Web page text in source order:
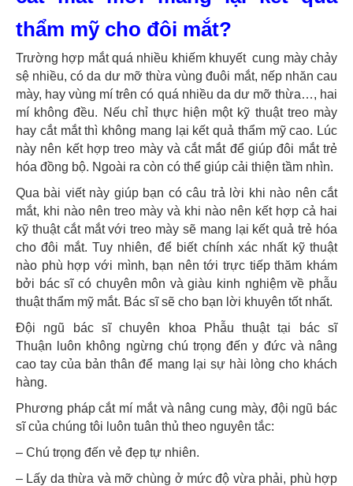
thẩm mỹ cho đôi mắt?
Trường hợp mắt quá nhiều khiếm khuyết cung mày chảy
sệ nhiều, có da dư mỡ thừa vùng đuôi mắt, nếp nhăn cau
mày, hay vùng mí trên có quá nhiều da dư mỡ thừa…, hai
mí không đều. Nếu chỉ thực hiện một kỹ thuật treo mày
hay cắt mắt thì không mang lại kết quả thẩm mỹ cao. Lúc
này nên kết hợp treo mày và cắt mắt để giúp đôi mắt trẻ
hóa đồng bộ. Ngoài ra còn có thể giúp cải thiện tầm nhìn.
Qua bài viết này giúp bạn có câu trả lời khi nào nên cắt
mắt, khi nào nên treo mày và khi nào nên kết hợp cả hai
kỹ thuật cắt mắt với treo mày sẽ mang lại kết quả trẻ hóa
cho đôi mắt. Tuy nhiên, để biết chính xác nhất kỹ thuật
nào phù hợp với mình, bạn nên tới trực tiếp thăm khám
bởi bác sĩ có chuyên môn và giàu kinh nghiệm về phẫu
thuật thẩm mỹ mắt. Bác sĩ sẽ cho bạn lời khuyên tốt nhất.
Đội ngũ bác sĩ chuyên khoa Phẫu thuật tại bác sĩ
Thuận luôn không ngừng chú trọng đến y đức và nâng
cao tay của bản thân để mang lại sự hài lòng cho khách
hàng.
Phương pháp cắt mí mắt và nâng cung mày, đội ngũ bác
sĩ của chúng tôi luôn tuân thủ theo nguyên tắc:
– Chú trọng đến vẻ đẹp tự nhiên.
– Lấy da thừa và mỡ chùng ở mức độ vừa phải, phù hợp